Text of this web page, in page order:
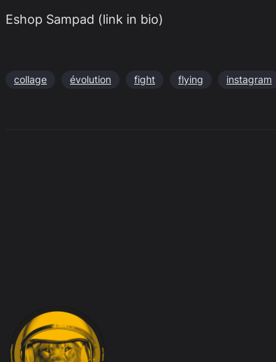
Eshop Sampad (link in bio)
collage évolution fight flying instagram